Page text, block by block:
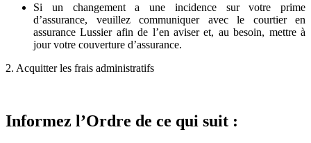
Si un changement a une incidence sur votre prime
d’assurance, veuillez communiquer avec le courtier en
assurance Lussier afin de l’en aviser et, au besoin, mettre à
jour votre couverture d’assurance.
2. Acquitter les frais administratifs
Informez l’Ordre de ce qui suit :